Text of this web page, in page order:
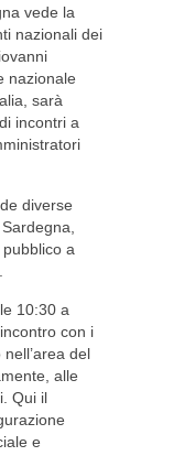
vede la
nazionali dei
nazionale
sarà
incontri a
diverse
a
10:30 a
con i
del
alle
Qui il
e